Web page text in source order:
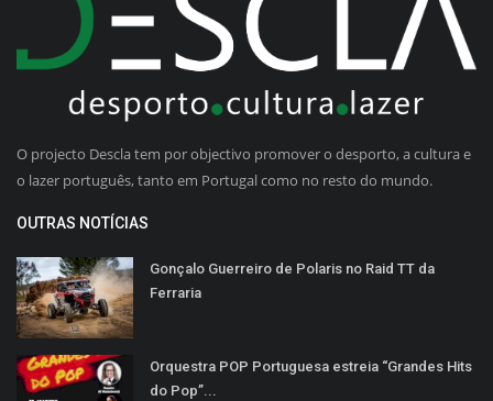
O projecto Descla tem por objectivo promover o desporto, a cultura e
o lazer português, tanto em Portugal como no resto do mundo.
OUTRAS NOTÍCIAS
Gonçalo Guerreiro de Polaris no Raid TT da
Ferraria
Orquestra POP Portuguesa estreia “Grandes Hits
do Pop”...